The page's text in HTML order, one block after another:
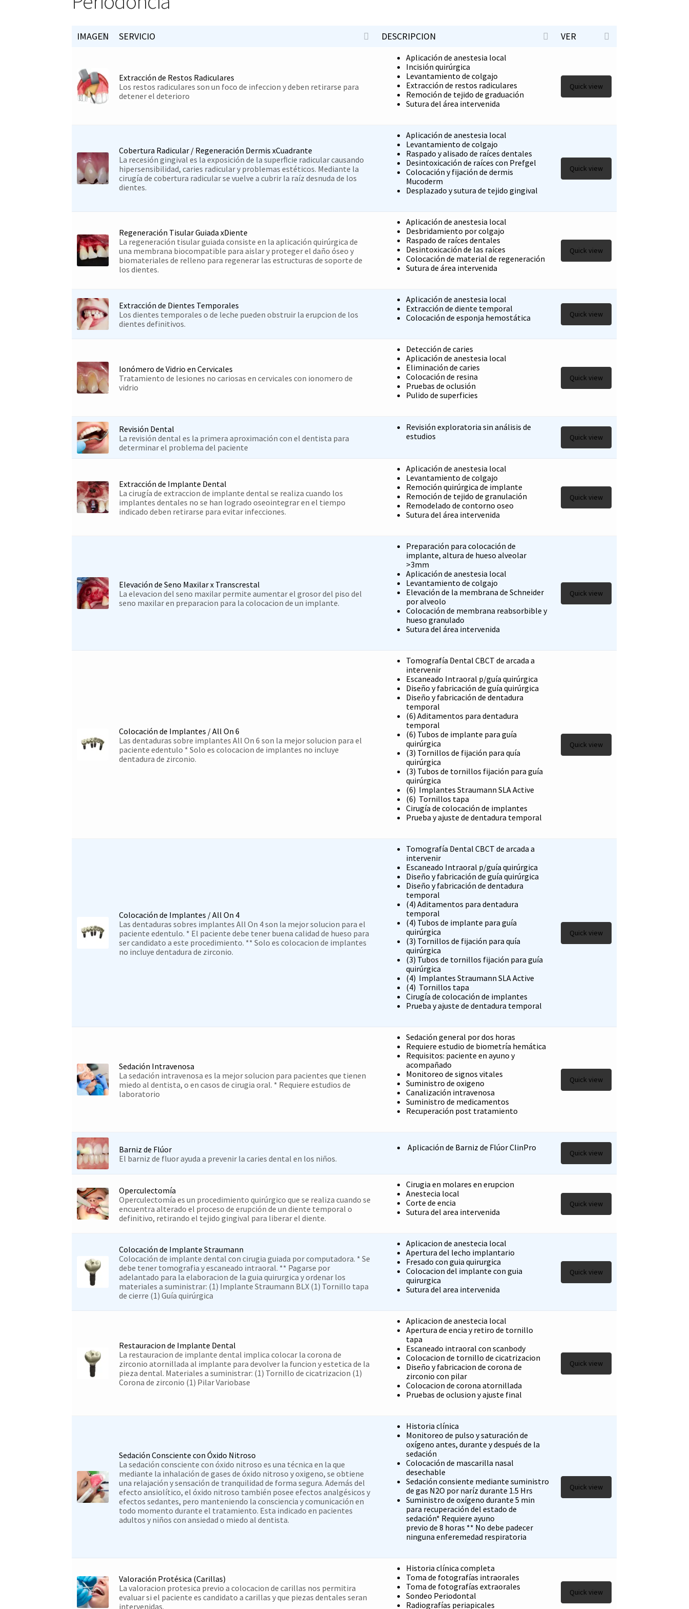
IMAGEN SERVICIO DESCRIPCION VER
Extracción de Restos Radiculares
Los restos radiculares son un foco de infeccion y deben retirarse para
detener el deterioro
Aplicación de anestesia local
Incisión quirúrgica
Levantamiento de colgajo
Extracción de restos radiculares
Remoción de tejido de graduación
Sutura del área intervenida
Quick view
Cobertura Radicular / Regeneración Dermis xCuadrante
La recesión gingival es la exposición de la superﬁcie radicular causando
hipersensibilidad, caries radicular y problemas estéticos. Mediante la
cirugía de cobertura radicular se vuelve a cubrir la raíz desnuda de los
dientes.
Aplicación de anestesia local
Levantamiento de colgajo
Raspado y alisado de raíces dentales
Desintoxicación de raíces con Prefgel
Colocación y fijación de dermis
Mucoderm
Desplazado y sutura de tejido gingival
Quick view
Regeneración Tisular Guiada xDiente
La regeneración tisular guiada consiste en la aplicación quirúrgica de
una membrana biocompatible para aislar y proteger el daño óseo y
biomateriales de relleno para regenerar las estructuras de soporte de
los dientes.
Aplicación de anestesia local
Desbridamiento por colgajo
Raspado de raíces dentales
Desintoxicación de las raíces
Colocación de material de regeneración
Sutura de área intervenida
Quick view
Extracción de Dientes Temporales
Los dientes temporales o de leche pueden obstruir la erupcion de los
dientes definitivos.
Aplicación de anestesia local
Extracción de diente temporal
Colocación de esponja hemostática
Quick view
Ionómero de Vidrio en Cervicales
Tratamiento de lesiones no cariosas en cervicales con ionomero de
vidrio
Detección de caries
Aplicación de anestesia local
Eliminación de caries
Colocación de resina
Pruebas de oclusión
Pulido de superficies
Quick view
Revisión Dental
La revisión dental es la primera aproximación con el dentista para
determinar el problema del paciente
Revisión exploratoria sin análisis de
estudios
Quick view
Extracción de Implante Dental
La cirugía de extraccion de implante dental se realiza cuando los
implantes dentales no se han logrado oseointegrar en el tiempo
indicado deben retirarse para evitar infecciones.
Aplicación de anestesia local
Levantamiento de colgajo
Remoción quirúrgica de implante
Remoción de tejido de granulación
Remodelado de contorno oseo
Sutura del área intervenida
Quick view
Elevación de Seno Maxilar x Transcrestal
La elevacion del seno maxilar permite aumentar el grosor del piso del
seno maxilar en preparacion para la colocacion de un implante.
Preparación para colocación de
implante, altura de hueso alveolar
>3mm
Aplicación de anestesia local
Levantamiento de colgajo
Elevación de la membrana de Schneider
por alveolo
Colocación de membrana reabsorbible y
hueso granulado
Sutura del área intervenida
Quick view
Colocación de Implantes / All On 6
Las dentaduras sobre implantes All On 6 son la mejor solucion para el
paciente edentulo * Solo es colocacion de implantes no incluye
dentadura de zirconio.
Tomografía Dental CBCT de arcada a
intervenir
Escaneado Intraoral p/guía quirúrgica
Diseño y fabricación de guía quirúrgica
Diseño y fabricación de dentadura
temporal
(6) Aditamentos para dentadura
temporal
(6) Tubos de implante para guía
quirúrgica
(3) Tornillos de fijación para quía
quirúrgica
(3) Tubos de tornillos fijación para guía
quirúrgica
(6) Implantes Straumann SLA Active
(6) Tornillos tapa
Cirugía de colocación de implantes
Prueba y ajuste de dentadura temporal
Quick view
Colocación de Implantes / All On 4
Las dentaduras sobres implantes All On 4 son la mejor solucion para el
paciente edentulo. * El paciente debe tener buena calidad de hueso para
ser candidato a este procedimiento. ** Solo es colocacion de implantes
no incluye dentadura de zirconio.
Tomografía Dental CBCT de arcada a
intervenir
Escaneado Intraoral p/guía quirúrgica
Diseño y fabricación de guía quirúrgica
Diseño y fabricación de dentadura
temporal
(4) Aditamentos para dentadura
temporal
(4) Tubos de implante para guía
quirúrgica
(3) Tornillos de fijación para quía
quirúrgica
(3) Tubos de tornillos fijación para guía
quirúrgica
(4) Implantes Straumann SLA Active
(4) Tornillos tapa
Cirugía de colocación de implantes
Prueba y ajuste de dentadura temporal
Quick view
Sedación Intravenosa
La sedación intravenosa es la mejor solucion para pacientes que tienen
miedo al dentista, o en casos de cirugia oral. * Requiere estudios de
laboratorio
Sedación general por dos horas
Requiere estudio de biometría hemática
Requisitos: paciente en ayuno y
acompañado
Monitoreo de signos vitales
Suministro de oxigeno
Canalización intravenosa
Suministro de medicamentos
Recuperación post tratamiento
Quick view
Barniz de Flúor
El barniz de fluor ayuda a prevenir la caries dental en los niños.
Aplicación de Barniz de Flúor ClinPro
Quick view
Operculectomía
Operculectomía es un procedimiento quirúrgico que se realiza cuando se
encuentra alterado el proceso de erupción de un diente temporal o
definitivo, retirando el tejido gingival para liberar el diente.
Cirugia en molares en erupcion
Anestecia local
Corte de encia
Sutura del area intervenida
Quick view
Colocación de Implante Straumann
Colocación de implante dental con cirugia guiada por computadora. * Se
debe tener tomografia y escaneado intraoral. ** Pagarse por
adelantado para la elaboracion de la guia quirurgica y ordenar los
materiales a suministrar: (1) Implante Straumann BLX (1) Tornillo tapa
de cierre (1) Guía quirúrgica
Aplicacion de anestecia local
Apertura del lecho implantario
Fresado con guia quirurgica
Colocacion del implante con guia
quirurgica
Sutura del area intervenida
Quick view
Restauracion de Implante Dental
La restauracion de implante dental implica colocar la corona de
zirconio atornillada al implante para devolver la funcion y estetica de la
pieza dental. Materiales a suministrar: (1) Tornillo de cicatrizacion (1)
Corona de zirconio (1) Pilar Variobase
Aplicacion de anestecia local
Apertura de encia y retiro de tornillo
tapa
Escaneado intraoral con scanbody
Colocacion de tornillo de cicatrizacion
Diseño y fabricacion de corona de
zirconio con pilar
Colocacion de corona atornillada
Pruebas de oclusion y ajuste final
Quick view
Sedación Consciente con Óxido Nitroso
La sedación consciente con óxido nitroso es una técnica en la que
mediante la inhalación de gases de óxido nitroso y oxigeno, se obtiene
una relajación y sensación de tranquilidad de forma segura. Además del
efecto ansiolítico, el óxido nitroso también posee efectos analgésicos y
efectos sedantes, pero manteniendo la consciencia y comunicación en
todo momento durante el tratamiento. Esta indicado en pacientes
adultos y niños con ansiedad o miedo al dentista.
Historia clínica
Monitoreo de pulso y saturación de
oxígeno antes, durante y después de la
sedación
Colocación de mascarilla nasal
desechable
Sedación consiente mediante suministro
de gas N2O por naríz durante 1.5 Hrs
Suministro de oxígeno durante 5 min
para recuperación del estado de
sedación* Requiere ayuno
previo de 8 horas ** No debe padecer
ninguna enferemedad respiratoria
Quick view
Valoración Protésica (Carillas)
La valoracion protesica previo a colocacion de carillas nos permitira
evaluar si el paciente es candidato a carillas y que piezas dentales seran
intervenidas.
Historia clínica completa
Toma de fotografías intraorales
Toma de fotografías extraorales
Sondeo Periodontal
Radiografías periapicales
Quick view